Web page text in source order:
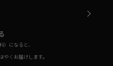
）になると、
くお届けします。